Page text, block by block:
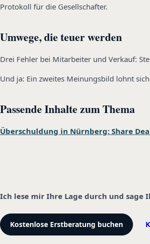
Protokoll für die Gesellschafter.
Umwege, die teuer werden
Drei Fehler bei Mitarbeiter und Verkauf:
Und ja: Ein zweites Meinungsbild lohnt
Passende Inhalte zum Thema
Überschuldung in Nürnberg: Share
Ich lese mir Ihre Lage durch und sage
Kostenlose Erstberatung buchen